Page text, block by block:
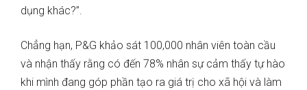
dụng khác?”.
Chẳng hạn, P&G khảo sát 100,000 nhân viên toàn cầu
và nhận thấy rằng có đến 78% nhân sự cảm thấy tự hào
khi mình đang góp phần tạo ra giá trị cho xã hội và làm